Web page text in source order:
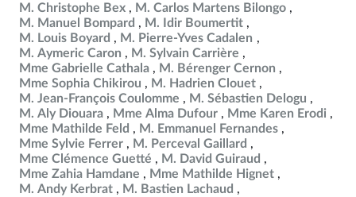
M. Christophe Bex
M. Carlos Martens Bilongo
M. Manuel Bompard
M. Idir Boumertit
M. Louis Boyard
M. Pierre-Yves Cadalen
M. Aymeric Caron
M. Sylvain Carrière
Mme Gabrielle Cathala
M. Bérenger Cernon
Mme Sophia Chikirou
M. Hadrien Clouet
M. Jean-François Coulomme
M. Sébastien Delogu
M. Aly Diouara
Mme Alma Dufour
Mme Karen Erodi
Mme Mathilde Feld
M. Emmanuel Fernandes
Mme Sylvie Ferrer
M. Perceval Gaillard
Mme Clémence Guetté
M. David Guiraud
Mme Zahia Hamdane
Mme Mathilde Hignet
M. Andy Kerbrat
M. Bastien Lachaud